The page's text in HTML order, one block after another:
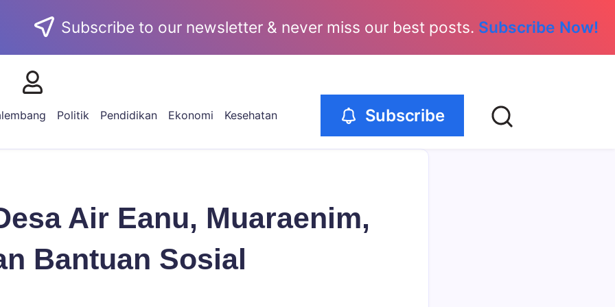
Subscribe to our newsletter & never miss our best posts. Subscribe Now!
Politik Pendidikan Ekonomi Kesehatan Subscribe
Air Eanu, Muaraenim,
Bantuan Sosial